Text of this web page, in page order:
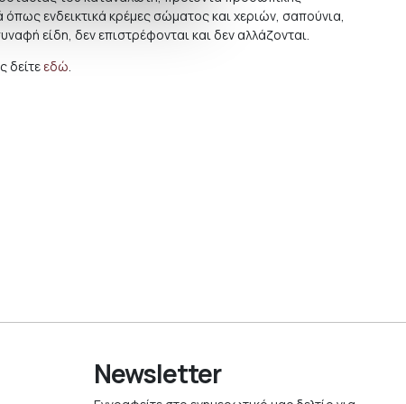
όπως ενδεικτικά κρέμες σώματος και χεριών, σαπούνια,
είδη, δεν επιστρέφονται και δεν αλλάζονται.
δείτε εδώ.
Newsletter